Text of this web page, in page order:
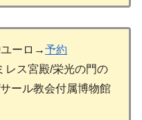
ーロ→予約
レス宮殿/栄光の門の
ール教会付属博物館